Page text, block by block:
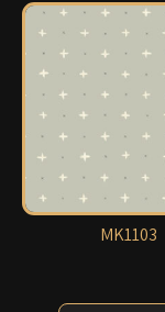
MK1103